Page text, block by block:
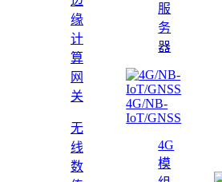
缘
计
算
网
关
无
线
数
服
务
器
4G/NB-
IoT/GNSS
4G
模